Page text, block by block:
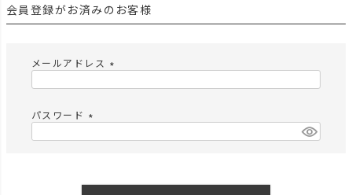
会員登録がお済みのお客様
メールアドレス
)
パスワード